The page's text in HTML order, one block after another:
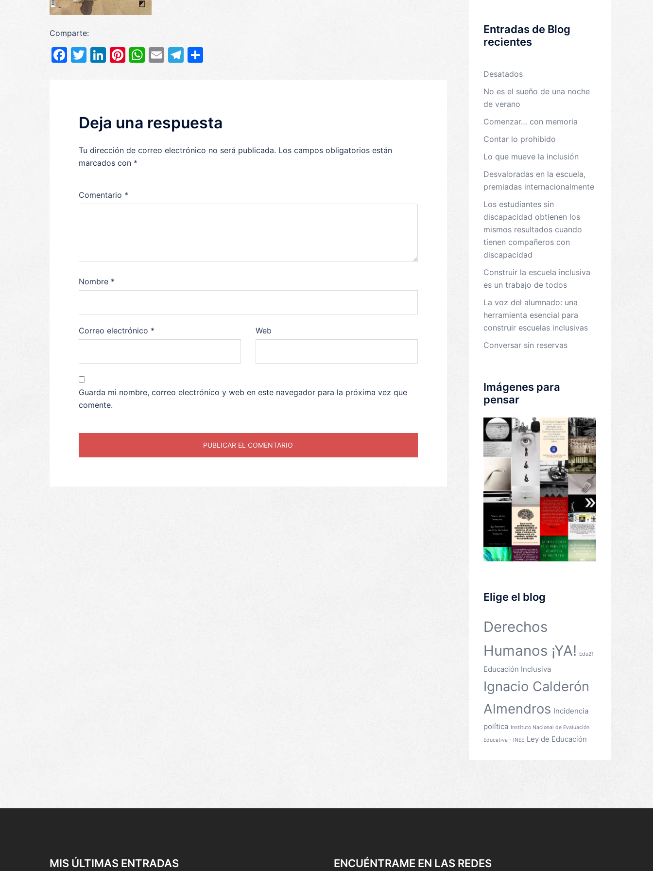
Comparte:
Facebook
Twitter
LinkedIn
Pinterest
WhatsApp
EmailTelegram
Deja una respuesta
Tu dirección de correo electrónico no será publicada. Los campos obligatorios están
marcados con *
Comentario *
Nombre *
Correo electrónico * Web
Guarda mi nombre, correo electrónico y web en este navegador para la próxima vez que
comente.
Entradas de Blog
recientes
Desatados
No es el sueño de una noche
de verano
Comenzar… con memoria
Contar lo prohibido
Lo que mueve la inclusión
Desvaloradas en la escuela,
premiadas internacionalmente
Los estudiantes sin
discapacidad obtienen los
mismos resultados cuando
tienen compañeros con
discapacidad
Construir la escuela inclusiva
es un trabajo de todos
La voz del alumnado: una
herramienta esencial para
construir escuelas inclusivas
Conversar sin reservas
Imágenes para
pensar
Elige el blog
Derechos
Humanos ¡YA!
Edu21
Educación Inclusiva
Ignacio Calderón
Almendros Incidencia
política Instituto Nacional de Evaluación
Educativa - INEE Ley de Educación
MIS ÚLTIMAS ENTRADAS ENCUÉNTRAME EN LAS REDES